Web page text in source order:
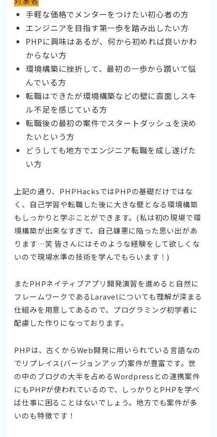
手軽な価格でメンターをつけたい初心者の方
エンジニアを目指す第一歩を踏み出したい方
PHPに興味はあるが、何から初めれば良いかわ
からない方
環境構築に挫折して、最初の一歩から躓いて悩
んでいる方
転職はできたが環境構築などの壁に直面しスキ
ル不足を感じている方
転職後の最初の案件でスタートダッシュを決め
たいという方
どうしても地方でエンジニア転職を成し遂げた
い方
上記の通り、PHPHacksではPHPの基礎だけではな
く、自己学習や転職した後に大きな壁となる環境構築
もしっかりと学ぶことができます。(私は初の現場で環
境構築が出来なすぎて、自己嫌悪に陥った思い出があ
ります…笑 皆さんにはそのような経験をして欲しくな
いので現場水準の技術を学んでもらいます！)
またPHPネイティブアプリ開発演習を進めると自然に
フレームワークであるLaravelについても理解が深まる
仕組みを用意してあるので、プログラミング初学者に
配慮した作りになっております。
PHPは、古くからWeb開発に用いられている言語なの
でリプレイス(バージョンアップ)案件が豊富です。世
の中のブログの大半を占めるWordpressとの連携案件
にもPHPが使われているので、しっかりとPHPを学べ
ば仕事に困ることはないでしょう。地方でも案件が多
いのも特徴です！